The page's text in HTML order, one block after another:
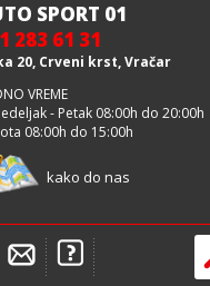
SPORT 01
283 61 31
20, Crveni krst, Vračar
VREME
- Petak 08:00h do 20:00h
08:00h do 15:00h
kako do nas
- 2025. All right reserved.